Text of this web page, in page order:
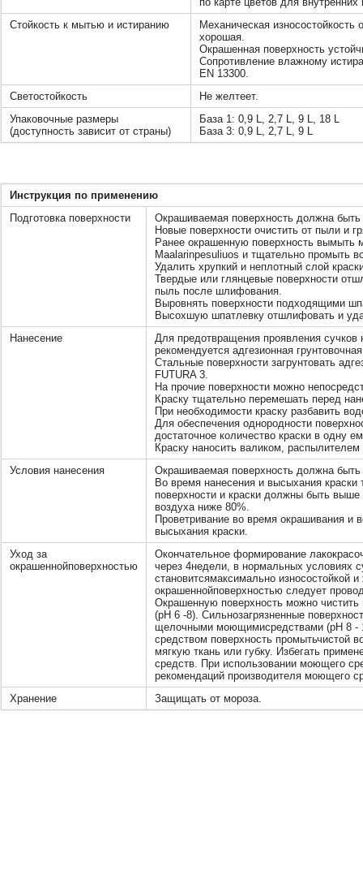
Стойкость к мытью и истиранию
Механическая износостойкость
хорошая.
Окрашенная поверхность
Сопротивление влажному
EN 13300.
Светостойкость
Не желтеет.
Упаковочные размеры
(доступность зависит от страны)
База 1: 0,9 L, 2,7 L, 9 L, 18 L
База 3: 0,9 L, 2,7 L, 9 L
Инструкция по применению
Подготовка поверхности
Окрашиваемая поверхность должна быть
Новые поверхности очистить от пыли и
Ранее окрашенную поверхность
Maalarinpesuliuos и тщательно промыть
Удалить хрупкий и неплотный слой
Твердые или глянцевые поверхности
пыль после шлифования.
Выровнять поверхности подходящими
Высохшую шпатлевку отшлифовать и
Нанесение
Для предотвращения проявления сучков
рекомендуется адгезионная
Стальные поверхности загрунтовать
FUTURA 3.
На прочие поверхности можно
Краску тщательно перемешать перед
При необходимости краску разбавить
Для обеспечения однородности
достаточное количество краски в одну
Краску наносить валиком,
Условия нанесения
Окрашиваемая поверхность должна быть
Во время нанесения и высыхания
поверхности и краски должны быть
воздуха ниже 80%.
Проветривание во время окрашивания и
высыхания краски.
Уход за
окрашеннойповерхностью
Окончательное формирование
через 4недели, в нормальных условиях
становитсямаксимально износостойкой
окрашеннойповерхностью следует
Окрашенную поверхность можно
(pH 6 -8). Сильнозагрязненные
щелочными моющимисредствами (pH 8 -
средством поверхность промытьчистой
мягкую ткань или губку. Избегать
средств. При использовании моющего
рекомендаций производителя моющего
Хранение
Защищать от мороза.